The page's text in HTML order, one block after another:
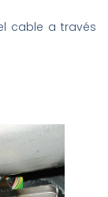
cable a través